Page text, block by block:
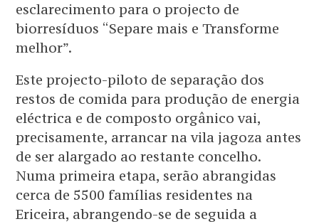
esclarecimento para o projecto de
biorresíduos “Separe mais e Transforme
melhor”.
Este projecto-piloto de separação dos
restos de comida para produção de energia
eléctrica e de composto orgânico vai,
precisamente, arrancar na vila jagoza antes
de ser alargado ao restante concelho.
Numa primeira etapa, serão abrangidas
cerca de 5500 famílias residentes na
Ericeira, abrangendo-se de seguida a